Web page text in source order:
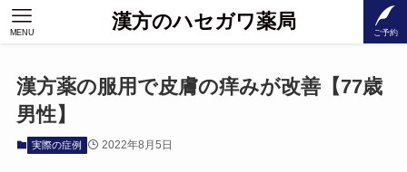
漢方のハセガワ薬局 ご予約
MENU
漢方薬の服用で皮膚の痒みが改善【77歳
男性】
実際の症例 2022年8月5日